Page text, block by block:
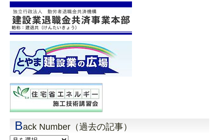
Back Number（過去の記事）
Back